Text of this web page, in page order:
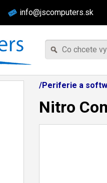
info@jscomputers.sk
/Periferie a
Nitro